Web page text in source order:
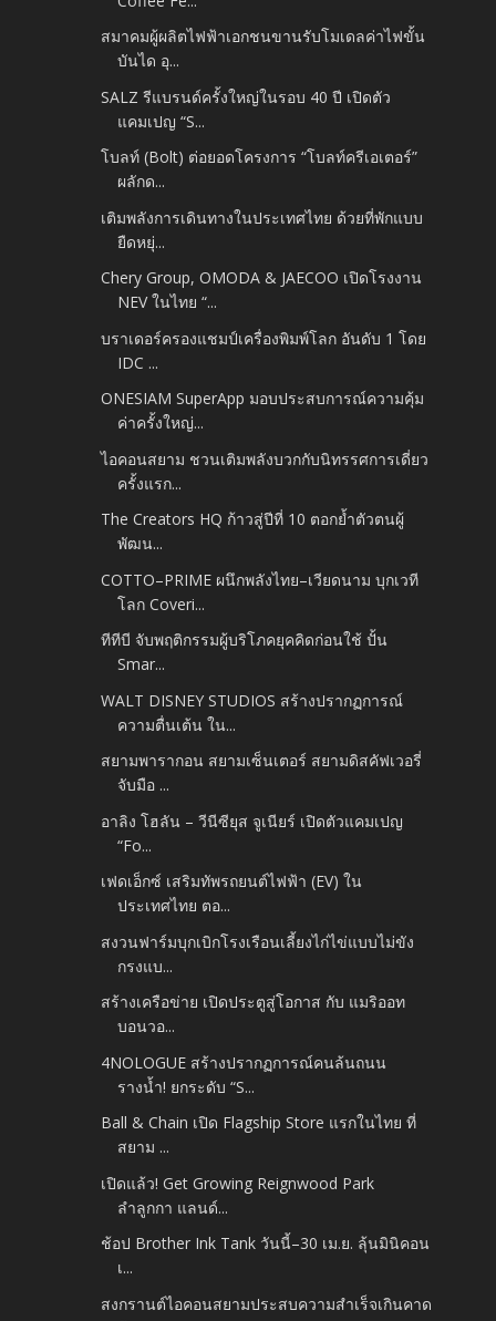
สมาคมผู้ผลิตไฟฟ้าเอกชนขานรับโมเดลค่าไฟขั้น
บันได อุ...
SALZ รีแบรนด์ครั้งใหญ่ในรอบ 40 ปี เปิดตัว
แคมเปญ “S...
โบลท์ (Bolt) ต่อยอดโครงการ “โบลท์ครีเอเตอร์”
ผลักด...
เติมพลังการเดินทางในประเทศไทย ด้วยที่พักแบบ
ยืดหยุ่...
Chery Group, OMODA & JAECOO เปิดโรงงาน
NEV ในไทย “...
บราเดอร์ครองแชมป์เครื่องพิมพ์โลก อันดับ 1 โดย
IDC ...
ONESIAM SuperApp มอบประสบการณ์ความคุ้ม
ค่าครั้งใหญ่...
ไอคอนสยาม ชวนเติมพลังบวกกับนิทรรศการเดี่ยว
ครั้งแรก...
The Creators HQ ก้าวสู่ปีที่ 10 ตอกย้ำตัวตนผู้
พัฒน...
COTTO–PRIME ผนึกพลังไทย–เวียดนาม บุกเวที
โลก Coveri...
ทีทีบี จับพฤติกรรมผู้บริโภคยุคคิดก่อนใช้ ปั้น
Smar...
WALT DISNEY STUDIOS สร้างปรากฏการณ์
ความตื่นเต้น ใน...
สยามพารากอน สยามเซ็นเตอร์ สยามดิสคัฟเวอรี่
จับมือ ...
อาลิง โฮลัน – วีนีซียุส จูเนียร์ เปิดตัวแคมเปญ
“Fo...
เฟดเอ็กซ์ เสริมทัพรถยนต์ไฟฟ้า (EV) ใน
ประเทศไทย ตอ...
สงวนฟาร์มบุกเบิกโรงเรือนเลี้ยงไก่ไข่แบบไม่ขัง
กรงแบ...
สร้างเครือข่าย เปิดประตูสู่โอกาส กับ แมริออท
บอนวอ...
4NOLOGUE สร้างปรากฏการณ์คนล้นถนน
รางน้ำ! ยกระดับ “S...
Ball & Chain เปิด Flagship Store แรกในไทย ที่
สยาม ...
เปิดแล้ว! Get Growing Reignwood Park
ลำลูกกา แลนด์...
ช้อป Brother Ink Tank วันนี้–30 เม.ย. ลุ้นมินิคอน
เ...
สงกรานต์ไอคอนสยามประสบความสำเร็จเกินคาด